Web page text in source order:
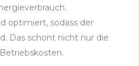
optimiert, sodass der
Das schont nicht nur die